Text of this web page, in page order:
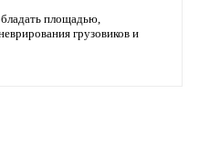
площадью,
грузовиков и